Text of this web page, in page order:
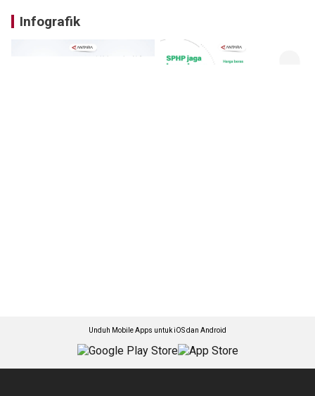
Infografik
Unduh Mobile Apps untuk iOS dan Android